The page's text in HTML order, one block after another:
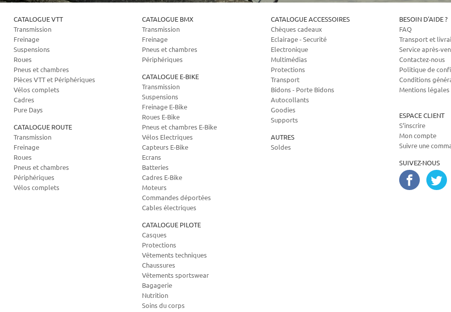
CATALOGUE VTT
Transmission
Freinage
Suspensions
Roues
Pneus et chambres
Pièces VTT et Périphériques
Vélos complets
Cadres
Pure Days
CATALOGUE ROUTE
Transmission
Freinage
Roues
Pneus et chambres
Périphériques
Vélos complets
CATALOGUE BMX
Transmission
Freinage
Pneus et chambres
Périphériques
CATALOGUE E-BIKE
Transmission
Suspensions
Freinage E-Bike
Roues E-Bike
Pneus et chambres E-Bike
Vélos Electriques
Capteurs E-Bike
Ecrans
Batteries
Cadres E-Bike
Moteurs
Commandes déportées
Cables électriques
CATALOGUE PILOTE
Casques
Protections
Vêtements techniques
Chaussures
Vêtements sportswear
Bagagerie
Nutrition
Soins du corps
CATALOGUE ACCESSOIRES
Chèques cadeaux
Eclairage - Securité
Electronique
Multimédias
Protections
Transport
Bidons - Porte Bidons
Autocollants
Goodies
Supports
AUTRES
Soldes
BESOIN D'AIDE ?
FAQ
Transport et
Service après-
Contactez-nous
Politique de
Conditions
Mentions légales
ESPACE CLIENT
S’inscrire
Mon compte
Suivre une
SUIVEZ-NOUS